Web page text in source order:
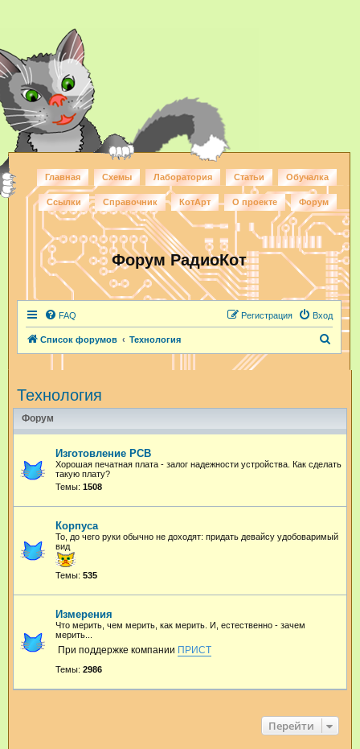
Главная Схемы Лаборатория Статьи Обучалка
Ссылки Справочник КотАрт О проекте Форум
Форум РадиоКот
FAQ Вход
Регистрация
Список форумов Технология
Технология
Форум
Изготовление PCB
Хорошая печатная плата - залог надежности устройства. Как сделать
такую плату?
Темы: 1508
Корпуса
То, до чего руки обычно не доходят: придать девайсу удобоваримый
вид
Темы: 535
Измерения
Что мерить, чем мерить, как мерить. И, естественно - зачем
мерить...
При поддержке компании ПРИСТ
Темы: 2986
Перейти